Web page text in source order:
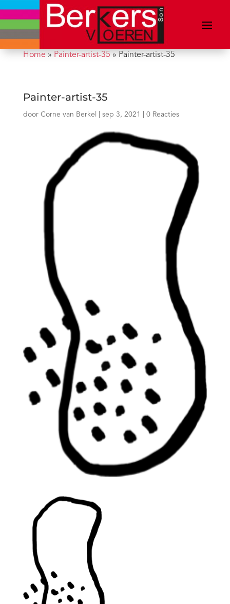
Home» Painter-artist-35 » Painter-artist-35
Painter-artist-35
door Corne van Berkel sep 3, 2021 0 Reacties